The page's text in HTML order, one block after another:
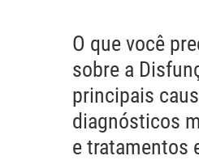
O que você
sobre a
principais
diagnósticos
e tratamentos